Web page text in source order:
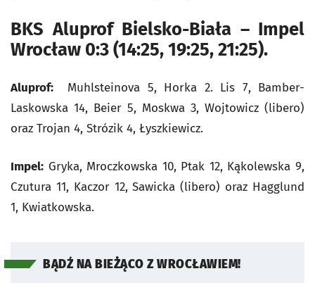
BKS Aluprof Bielsko-Biała – Impel
Wrocław 0:3 (14:25, 19:25, 21:25).
Aluprof:
Muhlsteinova 5, Horka 2. Lis 7, Bamber-
Laskowska 14, Beier 5, Moskwa 3, Wojtowicz (libero)
oraz Trojan 4, Strózik 4, Łyszkiewicz.
Impel: Gryka, Mroczkowska 10, Ptak 12, Kąkolewska 9,
Czutura 11, Kaczor 12, Sawicka (libero) oraz Hagglund
1, Kwiatkowska.
BĄDŹ NA BIEŻĄCO Z WROCŁAWIEM!